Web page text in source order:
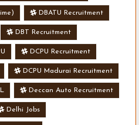
DBATU Recruitment
DBT Recruitment
DCPU Recruitment
DCPU Madurai Recruitment
Deccan Auto Recruitment
Delhi Jobs